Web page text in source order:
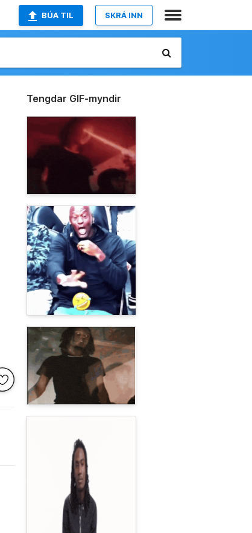
BÚA TIL SKRÁ INN
Tengdar GIF-myndir